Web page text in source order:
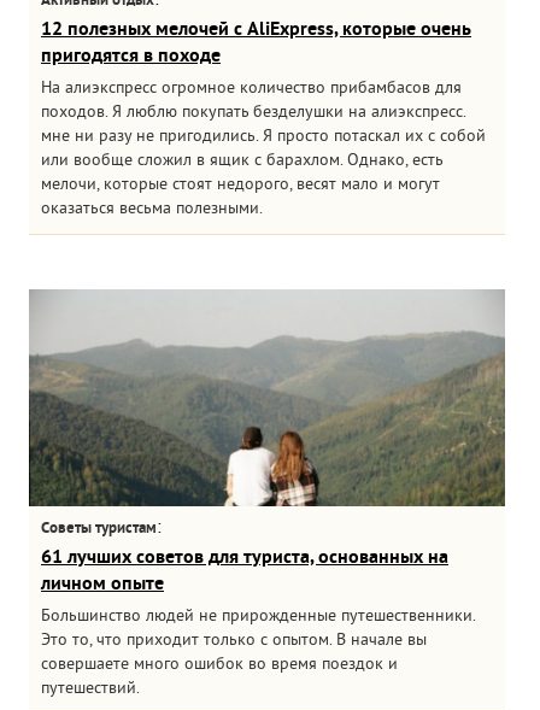
12 полезных мелочей с AliExpress, которые очень
пригодятся в походе
На алиэкспресс огромное количество прибамбасов для
походов. Я люблю покупать безделушки на алиэкспресс.
мне ни разу не пригодились. Я просто потаскал их с собой
или вообще сложил в ящик с барахлом. Однако, есть
мелочи, которые стоят недорого, весят мало и могут
оказаться весьма полезными.
Советы туристам:
61 лучших советов для туриста, основанных на
личном опыте
Большинство людей не прирожденные путешественники.
Это то, что приходит только с опытом. В начале вы
совершаете много ошибок во время поездок и
путешествий.